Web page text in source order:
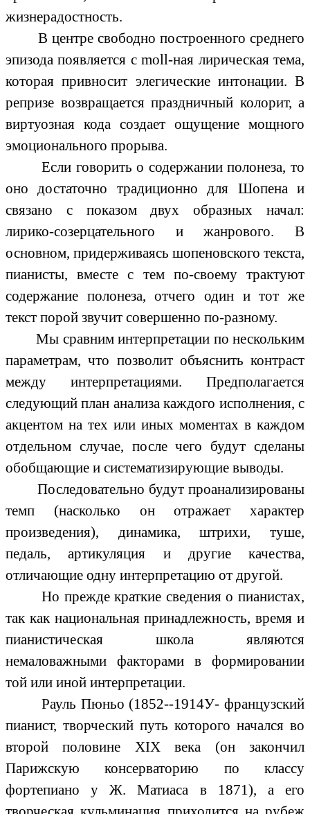
жизнерадоcтноcть.
В центре свободно построенного среднего
эпизода появляется с moll-ная лирическая тема,
которая привносит элегические интонации. В
репризе возвращается праздничный колорит, а
виртуозная кода создает ощущение мощного
эмоционального прорыва.
Если говорить о содержании полонеза, то
оно достаточно традиционно для Шопена и
связано с показом двух образных начал:
лирико-созерцательного и жанрового. В
основном, придерживаясь шопеновского текста,
пианисты, вместе с тем по-своему трактуют
содержание полонеза, отчего один и тот же
текст порой звучит совершенно по-разному.
Мы сравним интерпретации по нескольким
параметрам, что позволит объяснить контраст
между интерпретациями. Предполагается
следующий план анализа каждого исполнения, с
акцентом на тех или иных моментах в каждом
отдельном случае, после чего будут сделаны
обобщающие и систематизирующие выводы.
Последовательно будут проанализированы
темп (насколько он отражает характер
произведения), динамика, штрихи, туше,
педаль, артикуляция и другие качества,
отличающие одну интерпретацию от другой.
Но прежде краткие сведения о пианистах,
так как национальная принадлежность, время и
пианистическая школа являются
немаловажными факторами в формировании
той или иной интерпретации.
Рауль Пюньо (1852--1914У- французский
пианист, творческий путь которого начался во
второй половине ХIХ века (он закончил
Парижскую консерваторию по классу
фортепиано у Ж. Матиаса в 1871), а его